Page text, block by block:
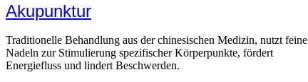
Akupunktur
Traditionelle Behandlung aus der chinesischen Medizin, nutzt feine
Nadeln zur Stimulierung spezifischer Körperpunkte, fördert
Energiefluss und lindert Beschwerden.